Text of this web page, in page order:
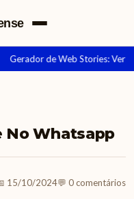
Gerador de Web Stories:
No Whatsapp
15/10/2024💬 0 comentários